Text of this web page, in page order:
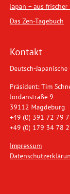
Japan – aus
Das Zen-Tagebuch
Kontakt
Deutsch-
Präsident: Tim
Jordanstraße 9
39112 Magdeburg
+49 (0) 391 72 79
+49 (0) 179 34 78
Impressum